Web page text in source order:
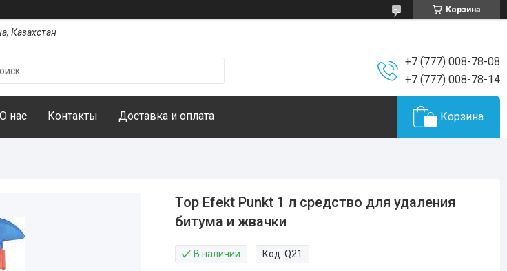
Корзина
Казахстан
+7 (777) 008-78-08
+7 (777) 008-78-14
О нас Контакты Доставка и оплата Корзина
Top Efekt Punkt 1 л средство для удаления
битума и жвачки
В наличии Код:Q21